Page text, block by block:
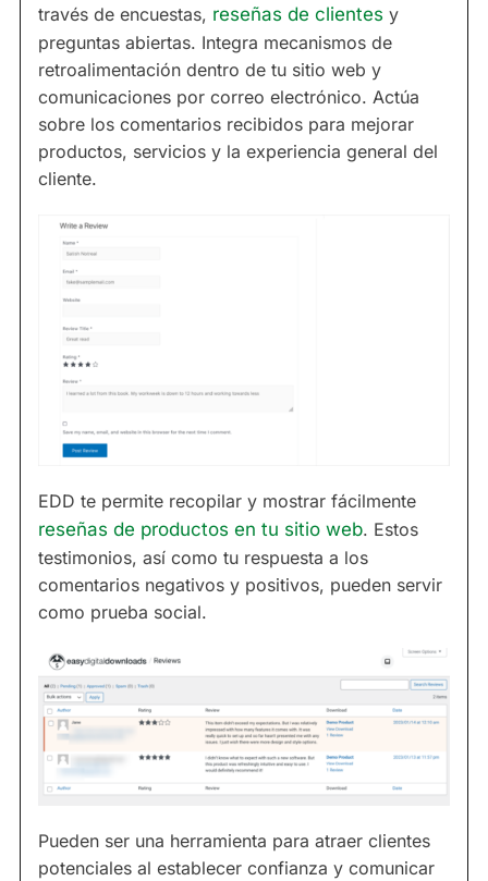
través de encuestas, reseñas de clientes y
preguntas abiertas. Integra mecanismos de
retroalimentación dentro de tu sitio web y
comunicaciones por correo electrónico. Actúa
sobre los comentarios recibidos para mejorar
productos, servicios y la experiencia general del
cliente.
EDD te permite recopilar y mostrar fácilmente
reseñas de productos en tu sitio web. Estos
testimonios, así como tu respuesta a los
comentarios negativos y positivos, pueden servir
como prueba social.
Pueden ser una herramienta para atraer clientes
potenciales al establecer confianza y comunicar